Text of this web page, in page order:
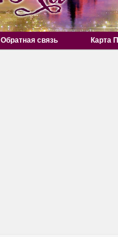
Обратная связь Карта